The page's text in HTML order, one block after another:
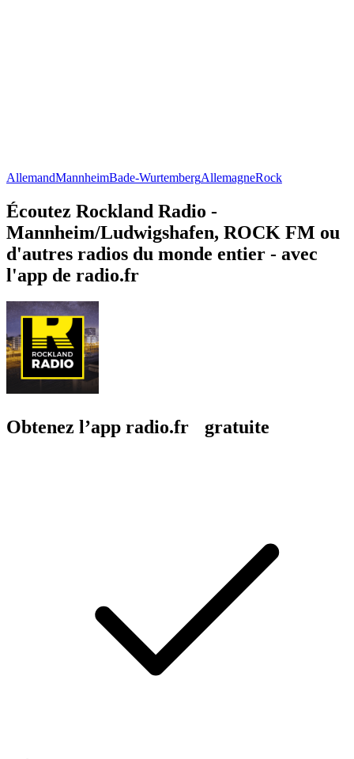
AllemandMannheimBade-WurtembergAllemagneRock
Écoutez Rockland Radio -
Mannheim/Ludwigshafen, ROCK FM ou
d'autres radios du monde entier - avec
l'app de radio.fr
Obtenez l’app radio.fr gratuite